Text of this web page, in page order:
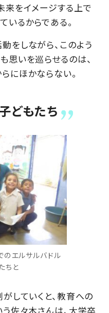
来をイメージする上で
いるからである。
をしながら、このよう
思いを巡らせるのは、
にほかならない。
どもたち
エルサルバドル
ちと
していくと、教育への
佐々木さんは、大学卒